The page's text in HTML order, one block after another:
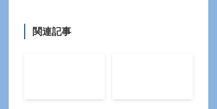
関連記事